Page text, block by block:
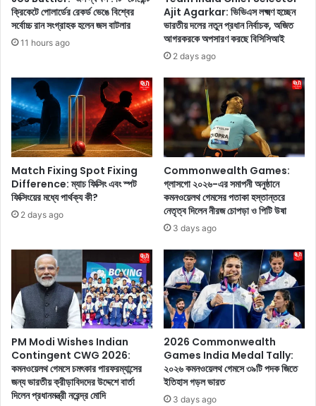
কা
দি
তে
চ
ছে
,
ধা
মা
কা
দা
র
মু
ভি
গু
দে
ও
য়া
হ
ল
r
e
s
o
o
k
:
আ
লি
য়া
ভা
ট
ন
র
জ
ন্য
ব
ই
লি
খে
ক্রিকেটে পোলার্ডের রেকর্ড ভেঙে বিশ্বের
সর্বোচ্চ রান সংগ্রাহক হলেন জস বাটলার
11 hours ago
Ajit Agarkar: ভিভিএস লক্ষ্মণ হচ্ছেন
ভারতীয় দলের নতুন প্রধান নির্বাচক, অজিত
আগরকরকে অপসারণ করছে বিসিসিআই
2 days ago
Match Fixing Spot Fixing
Difference: ম্যাচ ফিক্সিং এবং স্পট
ফিক্সিংয়ের মধ্যে পার্থক্য কী?
2 days ago
Commonwealth Games:
গ্লাসগো ২০২৬-এর সমাপনী অনুষ্ঠানে
কমনওয়েলথ গেমসের পতাকা হস্তান্তরে
নেতৃত্ব দিলেন নীরজ চোপড়া ও পিটি উষা
3 days ago
PM Modi Wishes Indian
Contingent CWG 2026:
কমনওয়েলথ গেমসে চমৎকার পারফরম্যান্সের
জন্য ভারতীয় ক্রীড়াবিদদের উদ্দেশে বার্তা
দিলেন প্রধানমন্ত্রী নরেন্দ্র মোদি
2026 Commonwealth
Games India Medal Tally:
২০২৬ কমনওয়েলথ গেমসে ৩৯টি পদক জিতে
ইতিহাস গড়ল ভারত
3 days ago